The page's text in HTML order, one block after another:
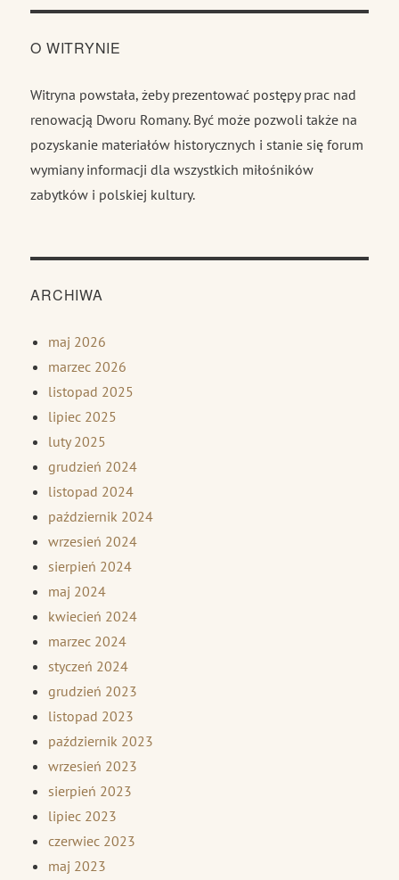
O WITRYNIE
Witryna powstała, żeby prezentować postępy prac nad
renowacją Dworu Romany. Być może pozwoli także na
pozyskanie materiałów historycznych i stanie się forum
wymiany informacji dla wszystkich miłośników
zabytków i polskiej kultury.
ARCHIWA
maj 2026
marzec 2026
listopad 2025
lipiec 2025
luty 2025
grudzień 2024
listopad 2024
październik 2024
wrzesień 2024
sierpień 2024
maj 2024
kwiecień 2024
marzec 2024
styczeń 2024
grudzień 2023
listopad 2023
październik 2023
wrzesień 2023
sierpień 2023
lipiec 2023
czerwiec 2023
maj 2023